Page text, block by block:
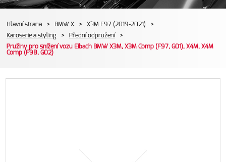
Hlavní strana > BMW X > X3M F97 (2019-2021)
>
Karoserie a styling
> Přední odpružení
>
Pružiny pro snížení vozu Eibach BMW X3M, X3M Comp (F97, G01), X4M, X4M
Comp (F98, G02)